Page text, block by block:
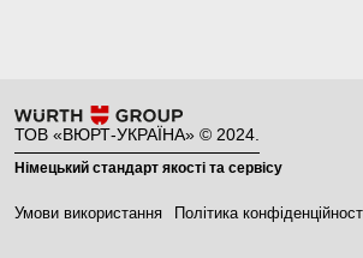
ТОВ «ВЮРТ-УКРАЇНА» © 2024.
Німецький стандарт якості та сервісу
Умови використання Політика